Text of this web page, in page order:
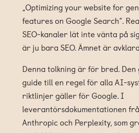
„Optimizing your website for
features on Google Search”.
SEO-kanaler lät inte vänta på
är ju bara SEO. Ämnet är
Denna tolkning är för bred.
guide till en regel för alla AI-
riktlinjer gäller för Google. I
leverantörsdokumentationen
Anthropic och Perplexity, som